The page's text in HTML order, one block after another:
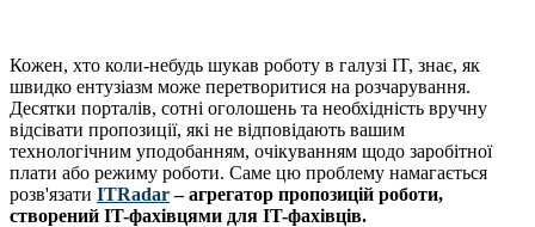
Кожен, хто коли-небудь шукав роботу в галузі IT, знає, як
швидко ентузіазм може перетворитися на розчарування.
Десятки порталів, сотні оголошень та необхідність вручну
відсівати пропозиції, які не відповідають вашим
технологічним уподобанням, очікуванням щодо заробітної
плати або режиму роботи. Саме цю проблему намагається
розв'язати ITRadar– агрегатор пропозицій роботи,
створений IT-фахівцями для IT-фахівців.